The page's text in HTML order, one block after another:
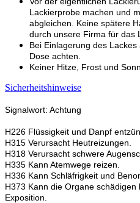
Lackierprobe machen und
abgleichen. Keine spätere
durch unsere Firma für das
Bei Einlagerung des
Dose achten.
Keiner Hitze, Frost und
Sicherheitshinweise
Signalwort: Achtung
H226 Flüssigkeit und Danpf
H315 Verursacht Heutreizungen.
H318 Verursacht schwere
H335 Kann Atemwege reizen.
H336 Kann Schläfrigkeit und
H373 Kann die Organe
Exposition.